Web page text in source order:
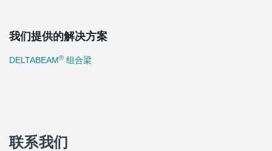
我们提供的解决方案
DELTABEAM® 组合梁
联系我们